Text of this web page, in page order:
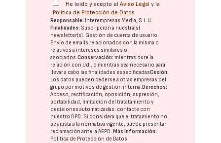
He leído y acepto elAviso Legal y la
Política de Protección de Datos
Responsable: Interempresas Media, S.L.U.
Finalidades: Suscripción a nuestra(s)
newsletter(s). Gestión de cuenta de usuario.
Envío de emails relacionados con la misma o
relativos a intereses similares o
asociados.Conservación: mientras dure la
relación con Ud., o mientras sea necesario para
llevar a cabo las finalidades especificadasCesión:
Los datos pueden cederse a otras empresas del
grupo por motivos de gestión interna.Derechos:
Acceso, rectificación, oposición, supresión,
portabilidad, limitación del tratatamiento y
decisiones automatizadas: contacte con
nuestro DPD. Si considera que el tratamiento no
se ajusta a la normativa vigente, puede presentar
reclamación ante laAEPD.Más información:
Política de Protección de Datos